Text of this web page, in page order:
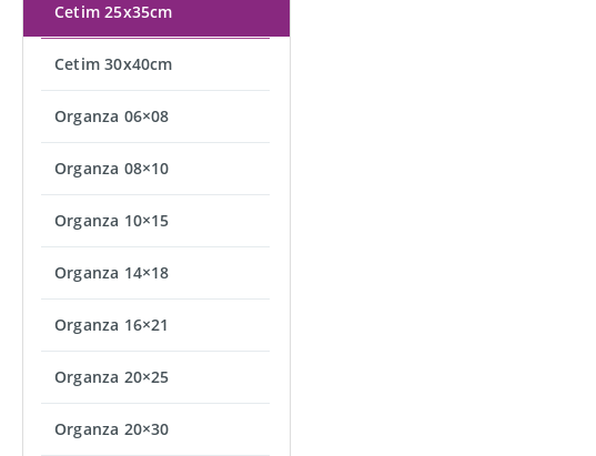
Cetim 25x35cm
Cetim 30x40cm
Organza 06×08
Organza 08×10
Organza 10×15
Organza 14×18
Organza 16×21
Organza 20×25
Organza 20×30